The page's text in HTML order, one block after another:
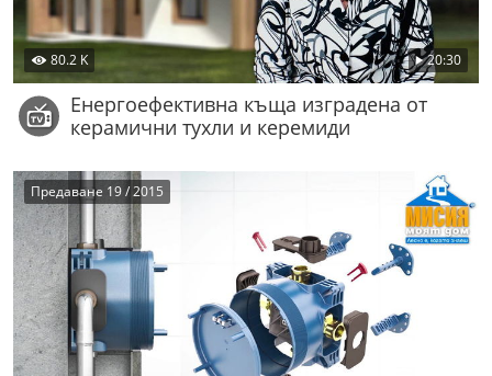
80.2 K 20:30
Енергоефективнa къща изградена от
керамични тухли и керемиди
Предаване 19 / 2015